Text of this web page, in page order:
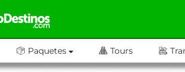
Paquetes Tours